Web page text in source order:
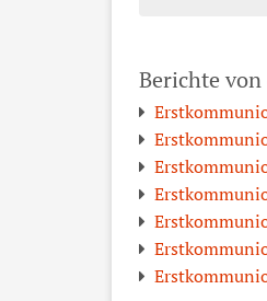
Berichte